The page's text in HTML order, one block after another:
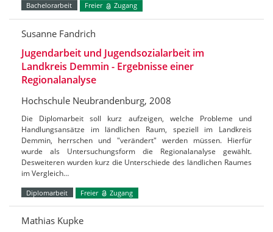
Bachelorarbeit Freier Zugang
Susanne Fandrich
Jugendarbeit und Jugendsozialarbeit im
Landkreis Demmin - Ergebnisse einer
Regionalanalyse
Hochschule Neubrandenburg, 2008
Die Diplomarbeit soll kurz aufzeigen, welche Probleme und
Handlungsansätze im ländlichen Raum, speziell im Landkreis
Demmin, herrschen und "verändert" werden müssen. Hierfür
wurde als Untersuchungsform die Regionalanalyse gewählt.
Desweiteren wurden kurz die Unterschiede des ländlichen Raumes
im Vergleich…
Diplomarbeit Freier Zugang
Mathias Kupke